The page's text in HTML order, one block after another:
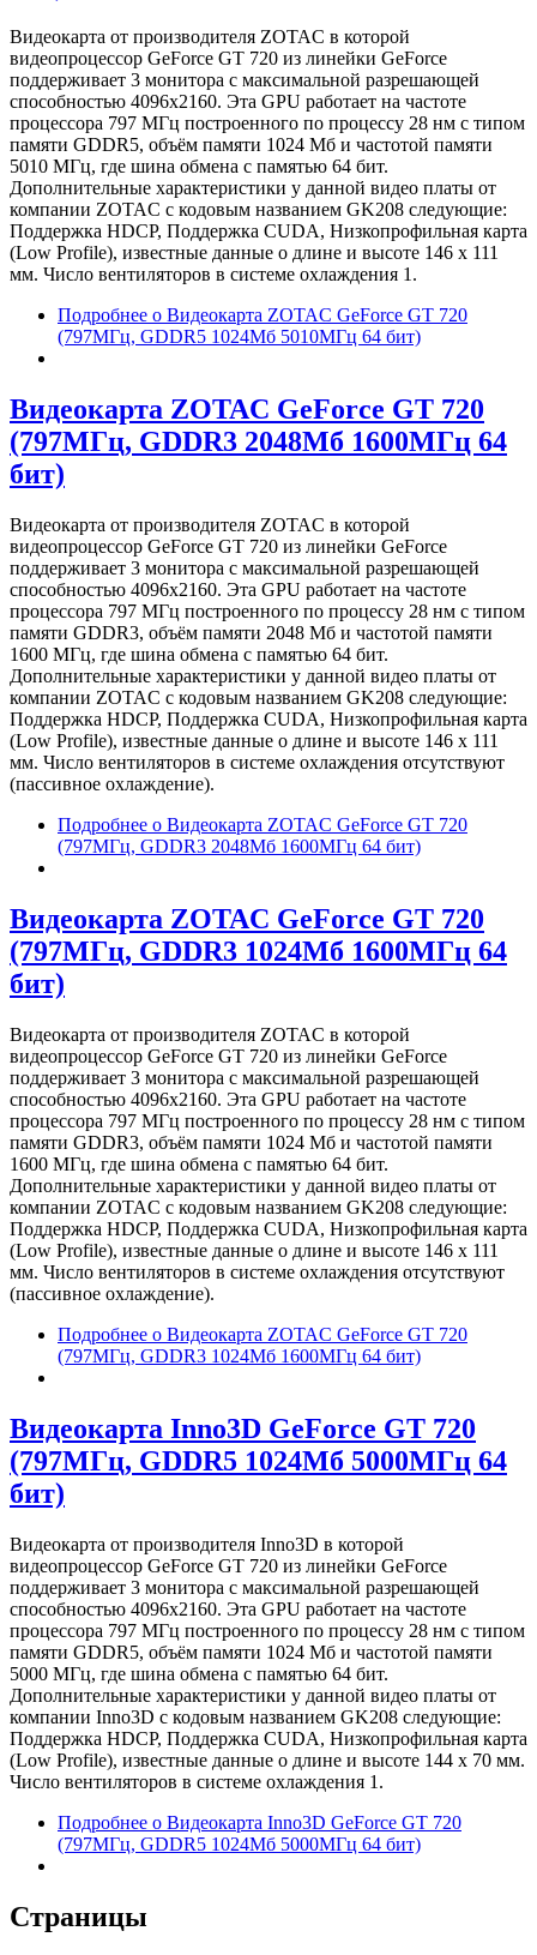
Видеокарта от производителя ZOTAC в которой
видеопроцессор GeForce GT 720 из линейки GeForce
поддерживает 3 монитора с максимальной разрешающей
способностью 4096x2160. Эта GPU работает на частоте
процессора 797 МГц построенного по процессу 28 нм с типом
памяти GDDR5, объём памяти 1024 Мб и частотой памяти
5010 МГц, где шина обмена с памятью 64 бит.
Дополнительные характеристики у данной видео платы от
компании ZOTAC с кодовым названием GK208 следующие:
Поддержка HDCP, Поддержка CUDA, Низкопрофильная карта
(Low Profile), известные данные о длине и высоте 146 х 111
мм. Число вентиляторов в системе охлаждения 1.
Подробнее о Видеокарта ZOTAC GeForce GT 720
(797МГц, GDDR5 1024Мб 5010МГц 64 бит)
Видеокарта ZOTAC GeForce GT 720
(797МГц, GDDR3 2048Мб 1600МГц 64
бит)
Видеокарта от производителя ZOTAC в которой
видеопроцессор GeForce GT 720 из линейки GeForce
поддерживает 3 монитора с максимальной разрешающей
способностью 4096x2160. Эта GPU работает на частоте
процессора 797 МГц построенного по процессу 28 нм с типом
памяти GDDR3, объём памяти 2048 Мб и частотой памяти
1600 МГц, где шина обмена с памятью 64 бит.
Дополнительные характеристики у данной видео платы от
компании ZOTAC с кодовым названием GK208 следующие:
Поддержка HDCP, Поддержка CUDA, Низкопрофильная карта
(Low Profile), известные данные о длине и высоте 146 х 111
мм. Число вентиляторов в системе охлаждения отсутствуют
(пассивное охлаждение).
Подробнее о Видеокарта ZOTAC GeForce GT 720
(797МГц, GDDR3 2048Мб 1600МГц 64 бит)
Видеокарта ZOTAC GeForce GT 720
(797МГц, GDDR3 1024Мб 1600МГц 64
бит)
Видеокарта от производителя ZOTAC в которой
видеопроцессор GeForce GT 720 из линейки GeForce
поддерживает 3 монитора с максимальной разрешающей
способностью 4096x2160. Эта GPU работает на частоте
процессора 797 МГц построенного по процессу 28 нм с типом
памяти GDDR3, объём памяти 1024 Мб и частотой памяти
1600 МГц, где шина обмена с памятью 64 бит.
Дополнительные характеристики у данной видео платы от
компании ZOTAC с кодовым названием GK208 следующие:
Поддержка HDCP, Поддержка CUDA, Низкопрофильная карта
(Low Profile), известные данные о длине и высоте 146 х 111
мм. Число вентиляторов в системе охлаждения отсутствуют
(пассивное охлаждение).
Подробнее о Видеокарта ZOTAC GeForce GT 720
(797МГц, GDDR3 1024Мб 1600МГц 64 бит)
Видеокарта Inno3D GeForce GT 720
(797МГц, GDDR5 1024Мб 5000МГц 64
бит)
Видеокарта от производителя Inno3D в которой
видеопроцессор GeForce GT 720 из линейки GeForce
поддерживает 3 монитора с максимальной разрешающей
способностью 4096x2160. Эта GPU работает на частоте
процессора 797 МГц построенного по процессу 28 нм с типом
памяти GDDR5, объём памяти 1024 Мб и частотой памяти
5000 МГц, где шина обмена с памятью 64 бит.
Дополнительные характеристики у данной видео платы от
компании Inno3D с кодовым названием GK208 следующие:
Поддержка HDCP, Поддержка CUDA, Низкопрофильная карта
(Low Profile), известные данные о длине и высоте 144 х 70 мм.
Число вентиляторов в системе охлаждения 1.
Подробнее о Видеокарта Inno3D GeForce GT 720
(797МГц, GDDR5 1024Мб 5000МГц 64 бит)
Страницы